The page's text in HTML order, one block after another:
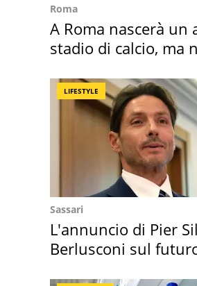
Roma
A Roma nascerà un
stadio di calcio, ma
LIFESTYLE
Sassari
L'annuncio di Pier
Berlusconi sul